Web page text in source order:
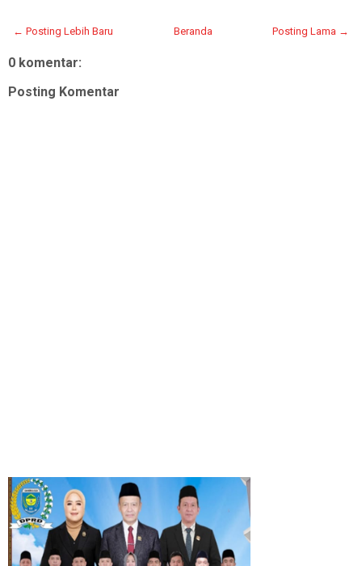
← Posting Lebih Baru Posting Lama →
Beranda
0 komentar:
Posting Komentar